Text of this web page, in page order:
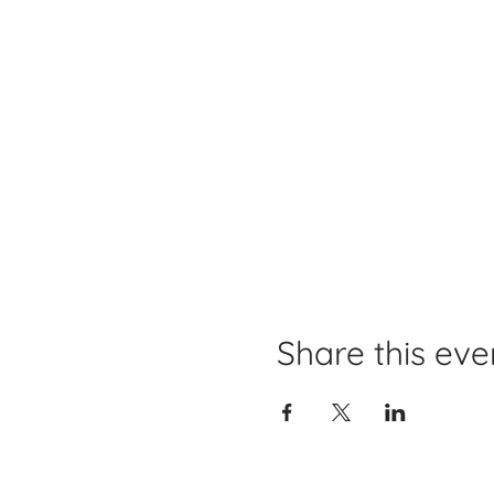
Share this